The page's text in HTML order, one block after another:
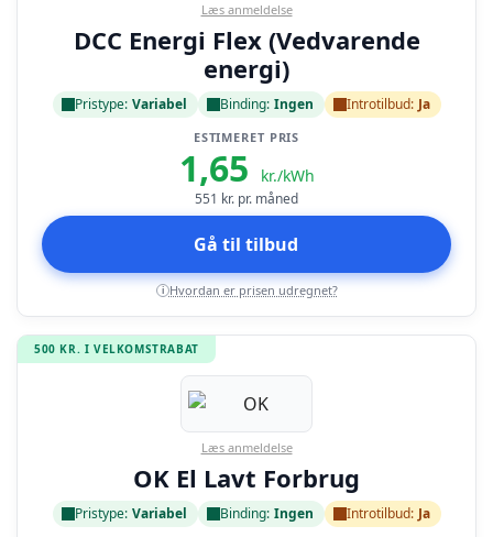
Læs anmeldelse
DCC Energi Flex (Vedvarende
energi)
Pristype: Variabel Binding: Ingen Introtilbud: Ja
ESTIMERET PRIS
1,65 kr./kWh
551 kr. pr. måned
Gå til tilbud
i Hvordan er prisen udregnet?
500 KR. I VELKOMSTRABAT
Læs anmeldelse
OK El Lavt Forbrug
Pristype: Variabel Binding: Ingen Introtilbud: Ja